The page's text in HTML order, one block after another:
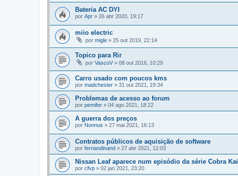
Bateria AC DYI
por Apr » 26 abr 2020, 19:17
miio electric
por migle » 25 out 2019, 22:14
Topico para Rir
por VascoV » 08 out 2016, 10:29
Carro usado com poucos kms
por madchester » 31 out 2021, 19:34
Problemas de acesso ao forum
por pemifer » 04 ago 2021, 18:22
A guerra dos preços
por Nonnus » 27 mai 2021, 16:13
Contratos públicos de aquisição de software
por fernandinand » 27 abr 2021, 12:03
Nissan Leaf aparece num episódio da série Cobra Kai
por cfvp » 02 jan 2021, 23:20